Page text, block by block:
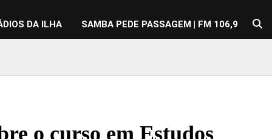
DA ILHA SAMBA PEDE PASSAGEM | FM 106,9
o curso em Estudos